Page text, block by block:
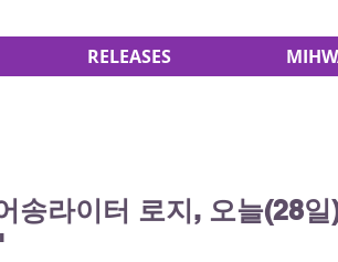
RELEASES
송라이터 로지, 오늘(28